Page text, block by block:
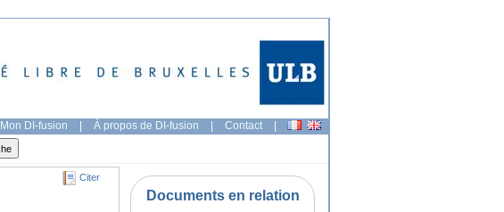
Mon DI-fusion | À propos de DI-fusion | Contact |
Citer
Documents en relation